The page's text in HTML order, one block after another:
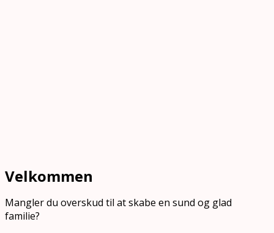
Velkommen
Mangler du overskud til at skabe en sund og glad
familie?